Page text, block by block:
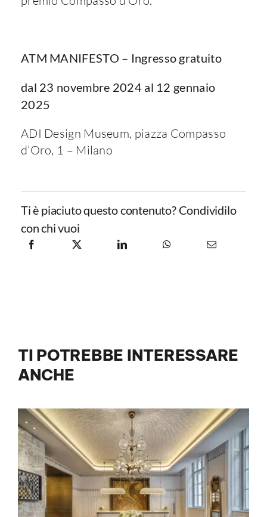
ATM MANIFESTO – Ingresso gratuito
dal 23 novembre 2024 al 12 gennaio
2025
ADI Design Museum, piazza Compasso
d’Oro, 1 – Milano
Ti è piaciuto questo contenuto? Condividilo
con chi vuoi
TI POTREBBE INTERESSARE
ANCHE